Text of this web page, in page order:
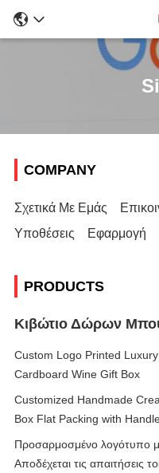
COMPANY
Σχετικά Με Εμάς
Υποθέσεις
Εφαρμογή
PRODUCTS
Κιβώτιο Δώρων
Custom Logo Printed
Cardboard Wine Gift Box
Customized Handmade
Box Flat Packing with
Προσαρμοσμένο λογότυπο
Αποδέχεται τις απαιτήσεις